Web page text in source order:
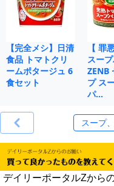
【完全メシ】日清
食品 トマトクリ
ームポタージュ 6
食セット
【 罪
スープ
ZENB
プ ス
パ…
デイリーポータルZから